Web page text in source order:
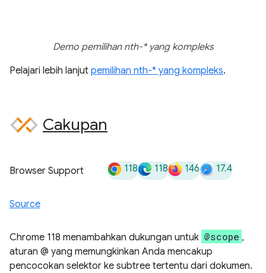
Demo pemilihan nth-* yang kompleks
Pelajari lebih lanjut pemilihan nth-* yang kompleks.
Cakupan
Browser Support 118 118 146 17.4
Source
Chrome 118 menambahkan dukungan untuk @scope ,
aturan @ yang memungkinkan Anda mencakup
pencocokan selektor ke subtree tertentu dari dokumen.